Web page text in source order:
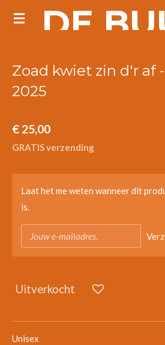
Ga
hoofdinhoud
DE
Zoad kwiet zin d'r af
2025
€ 25,00
GRATIS verzending
Laat het me weten wanneer dit
is.
Uitverkocht
Unisex